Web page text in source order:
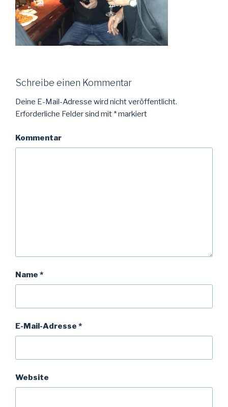
Schreibe einen Kommentar
Deine E-Mail-Adresse wird nicht veröffentlicht.
Erforderliche Felder sind mit *markiert
Kommentar
Name *
E-Mail-Adresse *
Website